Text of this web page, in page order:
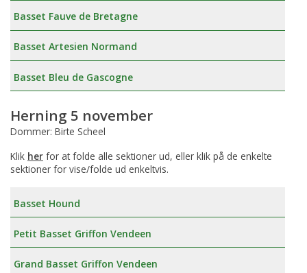
Basset Fauve de Bretagne
Basset Artesien Normand
Basset Bleu de Gascogne
Herning 5 november
Dommer: Birte Scheel
Klik her for at folde alle sektioner ud, eller klik på de enkelte
sektioner for vise/folde ud enkeltvis.
Basset Hound
Petit Basset Griffon Vendeen
Grand Basset Griffon Vendeen